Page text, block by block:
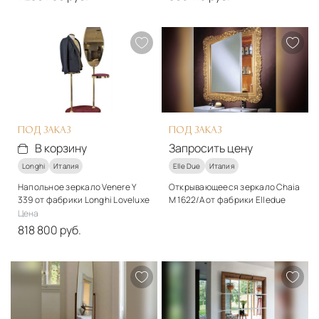
Ткань, металл
Подробнее
В корзину
Зеркало
Подробнее
В корзину
ПОД ЗАКАЗ
В корзину
Longhi Италия
Напольное зеркало Venere Y
339 от фабрики Longhi Loveluxe
Цена
818 800 руб.
Металл, ткань
Подробнее
В корзину
ПОД ЗАКАЗ
Запросить цену
Elle Due Италия
Открывающееся зеркало Chaia
M 1622/A от фабрики Elledue